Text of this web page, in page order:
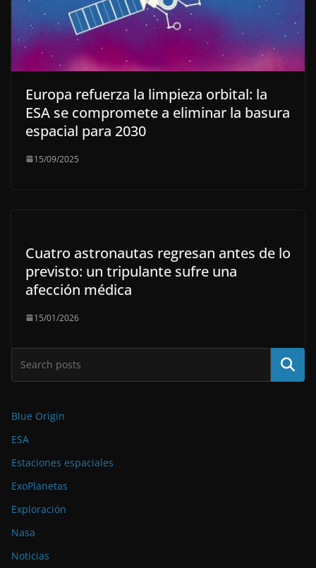
Europa refuerza la limpieza orbital: la
ESA se compromete a eliminar la basura
espacial para 2030
15/09/2025
Cuatro astronautas regresan antes de lo
previsto: un tripulante sufre una
afección médica
15/01/2026
Buscar
Blue Origin
ESA
Estaciones espaciales
ExoPlanetas
Exploración
Nasa
Noticias